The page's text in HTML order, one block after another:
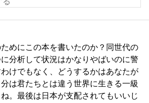
めにこの本を書いたのか？同世代の
分析して状況はかなりやばいのに警
けでもなく、どうするかはあなたが
は君たちとは違う世界に生きる一級
。最後は日本が支配されてもいいじ